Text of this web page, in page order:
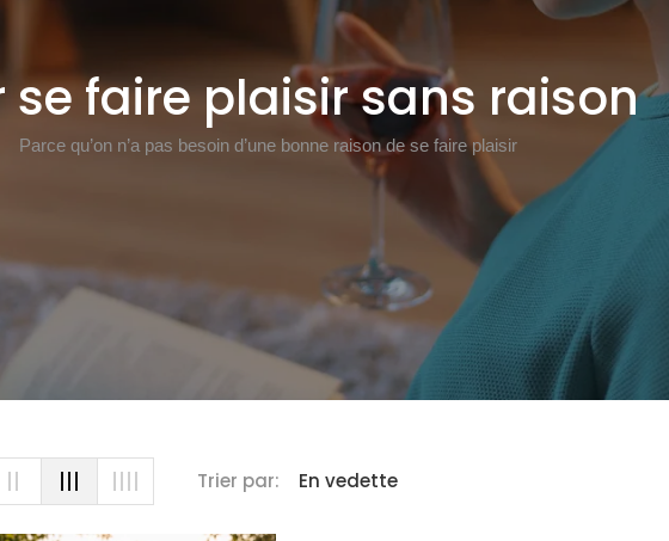
se faire plaisir sans raison
Parce qu’on n’a pas besoin d’une bonne raison de se faire plaisir
Trier par: